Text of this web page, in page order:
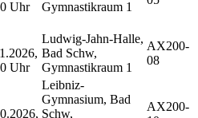
Uhr Gymnastikraum 1
Uhr
Ludwig-Jahn-Halle,
Bad Schw,
Gymnastikraum 1
AX200-
08
Leibniz-
Gymnasium, Bad
Schw,
AX200-